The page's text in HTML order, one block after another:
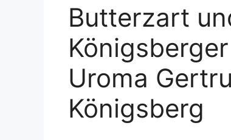
Butterzart
Uroma
Königsberg